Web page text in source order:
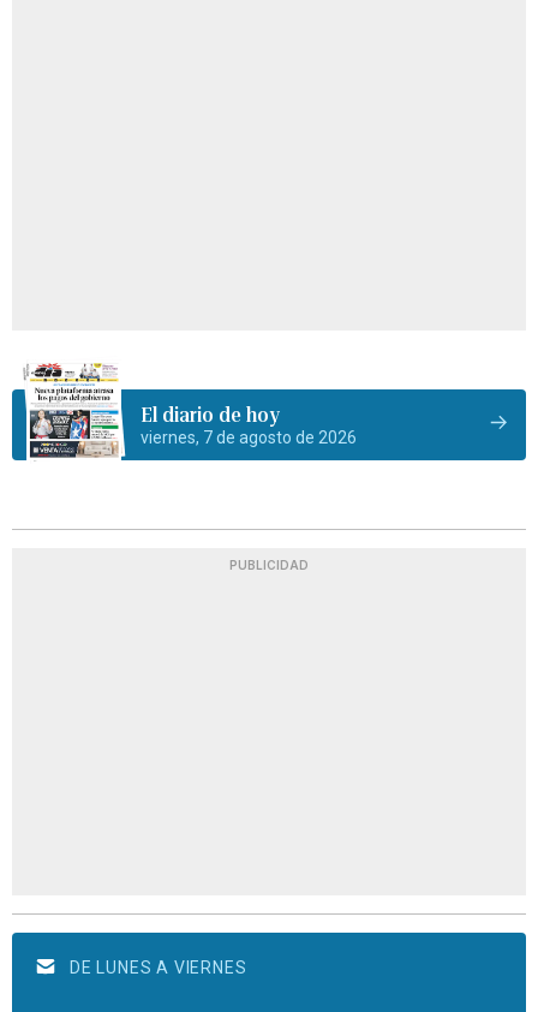
El diario de hoy
viernes, 7 de agosto de 2026
PUBLICIDAD
DE LUNES A VIERNES